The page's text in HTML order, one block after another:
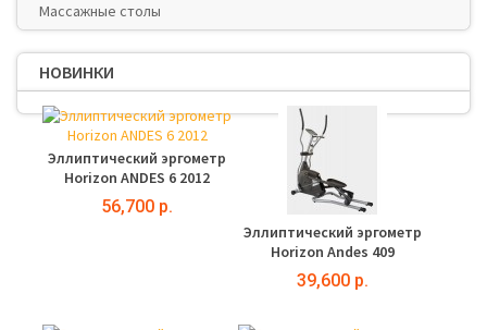
Массажные столы
НОВИНКИ
Эллиптический эргометр
Horizon ANDES 6 2012
56,700 р.
Эллиптический эргометр
Horizon Andes 409
39,600 р.